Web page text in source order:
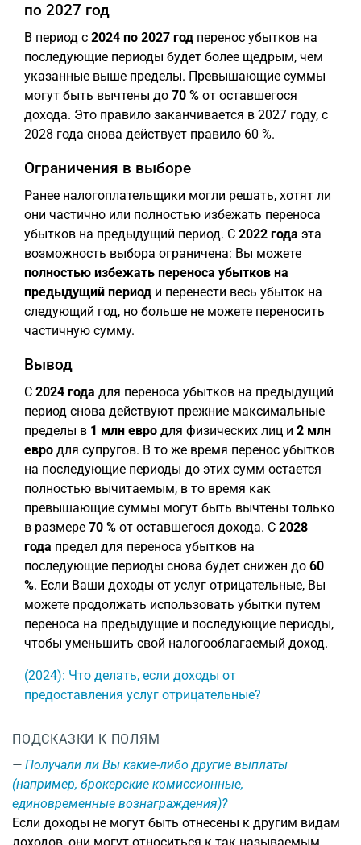
по 2027 год
В период с 2024 по 2027 год перенос убытков на
последующие периоды будет более щедрым, чем
указанные выше пределы. Превышающие суммы
могут быть вычтены до 70 % от оставшегося
дохода. Это правило заканчивается в 2027 году, с
2028 года снова действует правило 60 %.
Ограничения в выборе
Ранее налогоплательщики могли решать, хотят ли
они частично или полностью избежать переноса
убытков на предыдущий период. С 2022 года эта
возможность выбора ограничена: Вы можете
полностью избежать переноса убытков на
предыдущий период и перенести весь убыток на
следующий год, но больше не можете переносить
частичную сумму.
Вывод
С 2024 года для переноса убытков на предыдущий
период снова действуют прежние максимальные
пределы в 1 млн евро для физических лиц и 2 млн
евро для супругов. В то же время перенос убытков
на последующие периоды до этих сумм остается
полностью вычитаемым, в то время как
превышающие суммы могут быть вычтены только
в размере 70 % от оставшегося дохода. С 2028
года предел для переноса убытков на
последующие периоды снова будет снижен до 60
%. Если Ваши доходы от услуг отрицательные, Вы
можете продолжать использовать убытки путем
переноса на предыдущие и последующие периоды,
чтобы уменьшить свой налогооблагаемый доход.
(2024): Что делать, если доходы от
предоставления услуг отрицательные?
ПОДСКАЗКИ К ПОЛЯМ
Получали ли Вы какие-либо другие выплаты
(например, брокерские комиссионные,
единовременные вознаграждения)?
Если доходы не могут быть отнесены к другим видам